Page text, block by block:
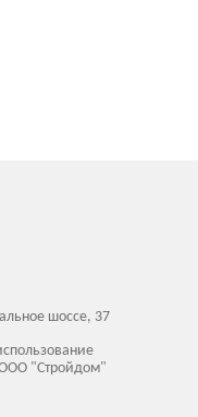
шоссе, 37
ООО "Стройдом"